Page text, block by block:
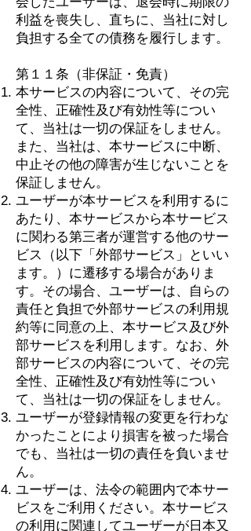
利益を喪失し、直ちに、当社に対し
負担する全ての債務を履行します。
第１１条（非保証・免責）
本サービスの内容について、その完
全性、正確性及び有効性等につい
て、当社は一切の保証をしません。
また、当社は、本サービスに中断、
中止その他の障害が生じないことを
保証しません。
ユーザーが本サービスを利用するに
あたり、本サービスから本サービス
に関わる第三者が運営する他のサー
ビス（以下「外部サービス」といい
ます。）に遷移する場合がありま
す。その場合、ユーザーは、自らの
責任と負担で外部サービスの利用規
約等に同意の上、本サービス及び外
部サービスを利用します。なお、外
部サービスの内容について、その完
全性、正確性及び有効性等につい
て、当社は一切の保証をしません。
ユーザーが登録情報の変更を行わな
かったことにより損害を被った場合
でも、当社は一切の責任を負いませ
ん。
ユーザーは、法令の範囲内で本サー
ビスをご利用ください。本サービス
の利用に関連してユーザーが日本又